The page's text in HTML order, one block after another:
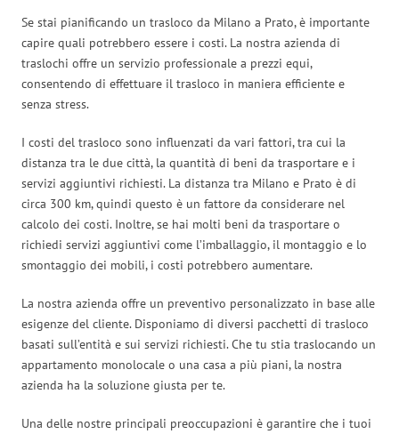
Se stai pianificando un trasloco da Milano a Prato, è importante
capire quali potrebbero essere i costi. La nostra azienda di
traslochi offre un servizio professionale a prezzi equi,
consentendo di effettuare il trasloco in maniera efficiente e
senza stress.
I costi del trasloco sono influenzati da vari fattori, tra cui la
distanza tra le due città, la quantità di beni da trasportare e i
servizi aggiuntivi richiesti. La distanza tra Milano e Prato è di
circa 300 km, quindi questo è un fattore da considerare nel
calcolo dei costi. Inoltre, se hai molti beni da trasportare o
richiedi servizi aggiuntivi come l’imballaggio, il montaggio e lo
smontaggio dei mobili, i costi potrebbero aumentare.
La nostra azienda offre un preventivo personalizzato in base alle
esigenze del cliente. Disponiamo di diversi pacchetti di trasloco
basati sull’entità e sui servizi richiesti. Che tu stia traslocando un
appartamento monolocale o una casa a più piani, la nostra
azienda ha la soluzione giusta per te.
Una delle nostre principali preoccupazioni è garantire che i tuoi